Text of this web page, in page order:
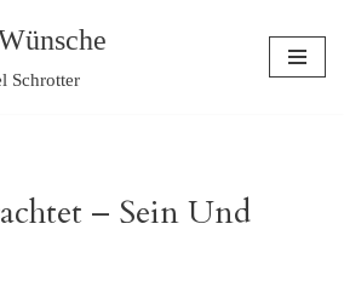
Schrotter
– Sein Und